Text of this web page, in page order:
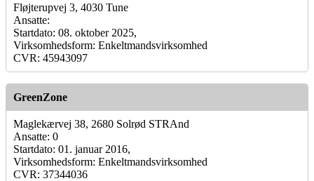
Fløjterupvej 3, 4030 Tune
Ansatte:
Startdato: 08. oktober 2025,
Virksomhedsform: Enkeltmandsvirksomhed
CVR: 45943097
GreenZone
Maglekærvej 38, 2680 Solrød STRAnd
Ansatte: 0
Startdato: 01. januar 2016,
Virksomhedsform: Enkeltmandsvirksomhed
CVR: 37344036